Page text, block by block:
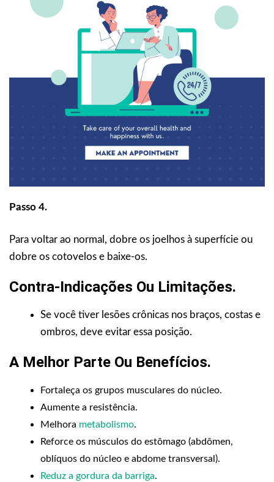
Passo 4.
Para voltar ao normal, dobre os joelhos à superfície ou
dobre os cotovelos e baixe-os.
Contra-Indicações Ou Limitações.
Se você tiver lesões crônicas nos braços, costas e
ombros, deve evitar essa posição.
A Melhor Parte Ou Benefícios.
Fortaleça os grupos musculares do núcleo.
Aumente a resistência.
Melhora metabolismo.
Reforce os músculos do estômago (abdômen,
oblíquos do núcleo e abdome transversal).
Reduz a gordura da barriga.